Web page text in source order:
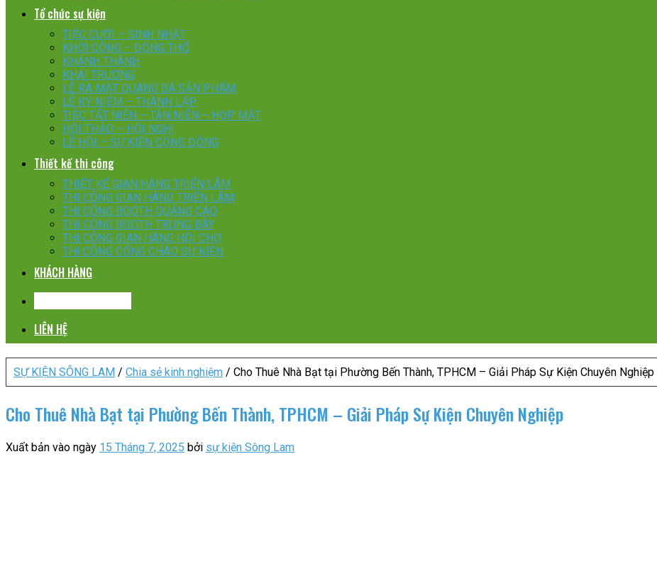
Tổ chức sự kiện
TIỆC CƯỚI – SINH NHẬT
KHỞI CÔNG – ĐỘNG THỔ
KHÁNH THÀNH
KHAI TRƯƠNG
LỄ RA MẮT QUÁNG BÁ SẢN PHẨM
LỄ KỶ NIỆM – THÀNH LẬP
TIỆC TẤT NIÊN – TÂN NIÊN – HỌP MẶT
HỘI THẢO – HỘI NGHỊ
LỄ HỘI – SỰ KIỆN CỘNG ĐỒNG
Thiết kế thi công
THIẾT KẾ GIAN HÀNG TRIỂN LÃM
THI CÔNG GIAN HÀNG TRIỂN LÃM
THI CÔNG BOOTH QUẢNG CÁO
THI CÔNG BOOTH TRƯNG BÀY
THI CÔNG GIAN HÀNG HỘI CHỢ
THI CÔNG CỔNG CHÀO SỰ KIỆN
KHÁCH HÀNG
LIÊN HỆ
SỰ KIỆN SÔNG LAM / Chia sẻ kinh nghiệm / Cho Thuê Nhà Bạt tại Phường Bến Thành, TPHCM – Giải Pháp Sự Kiện Chuyên Nghiệp
Cho Thuê Nhà Bạt tại Phường Bến Thành, TPHCM – Giải Pháp Sự Kiện Chuyên Nghiệp
Xuất bản vào ngày 15 Tháng 7, 2025 bởi sự kiện Sông Lam